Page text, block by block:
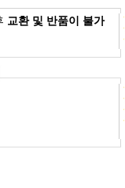
교환 및 반품이 불가